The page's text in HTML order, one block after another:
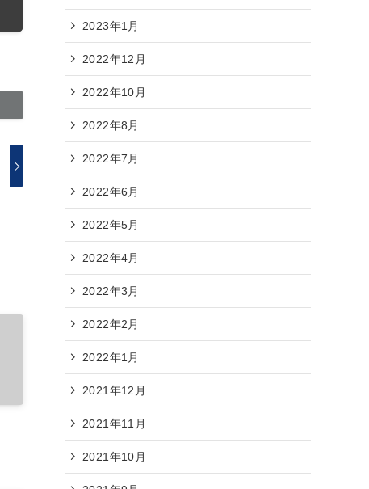
2023年1月
2022年12月
2022年10月
2022年8月
2022年7月
2022年6月
2022年5月
2022年4月
2022年3月
2022年2月
2022年1月
2021年12月
2021年11月
2021年10月